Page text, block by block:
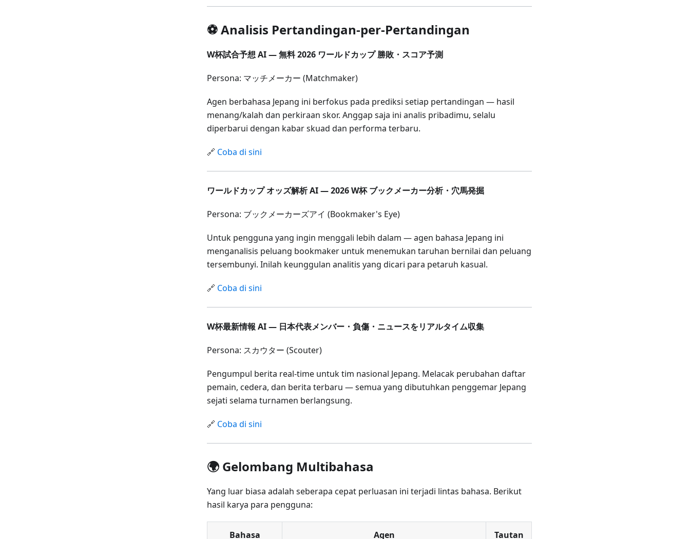
⚽ Analisis Pertandingan-per-Pertandingan
W杯試合予想 AI — 無料 2026 ワールドカップ 勝敗・スコア予測
Persona: マッチメーカー (Matchmaker)
Agen berbahasa Jepang ini berfokus pada prediksi setiap pertandingan — hasil
menang/kalah dan perkiraan skor. Anggap saja ini analis pribadimu, selalu
diperbarui dengan kabar skuad dan performa terbaru.
🔗 Coba di sini
ワールドカップ オッズ解析 AI — 2026 W杯 ブックメーカー分析・穴馬発掘
Persona: ブックメーカーズアイ (Bookmaker's Eye)
Untuk pengguna yang ingin menggali lebih dalam — agen bahasa Jepang ini
menganalisis peluang bookmaker untuk menemukan taruhan bernilai dan peluang
tersembunyi. Inilah keunggulan analitis yang dicari para petaruh kasual.
🔗 Coba di sini
W杯最新情報 AI — 日本代表メンバー・負傷・ニュースをリアルタイム収集
Persona: スカウター (Scouter)
Pengumpul berita real-time untuk tim nasional Jepang. Melacak perubahan daftar
pemain, cedera, dan berita terbaru — semua yang dibutuhkan penggemar Jepang
sejati selama turnamen berlangsung.
🔗 Coba di sini
🌍 Gelombang Multibahasa
Yang luar biasa adalah seberapa cepat perluasan ini terjadi lintas bahasa. Berikut
hasil karya para pengguna:
Bahasa Agen Tautan